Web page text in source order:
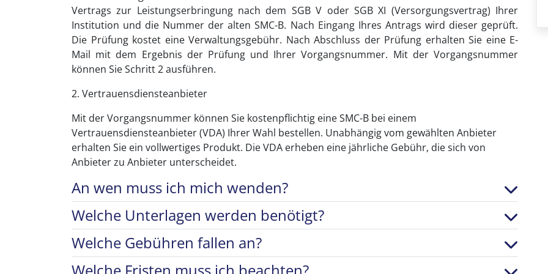
Vertrags zur Leistungserbringung nach dem SGB V oder SGB XI (Versorgungsvertrag) Ihrer
Institution und die Nummer der alten SMC-B. Nach Eingang Ihres Antrags wird dieser geprüft.
Die Prüfung kostet eine Verwaltungsgebühr. Nach Abschluss der Prüfung erhalten Sie eine E-
Mail mit dem Ergebnis der Prüfung und Ihrer Vorgangsnummer. Mit der Vorgangsnummer
können Sie Schritt 2 ausführen.
2. Vertrauensdiensteanbieter
Mit der Vorgangsnummer können Sie kostenpflichtig eine SMC-B bei einem
Vertrauensdiensteanbieter (VDA) Ihrer Wahl bestellen. Unabhängig vom gewählten Anbieter
erhalten Sie ein vollwertiges Produkt. Die VDA erheben eine jährliche Gebühr, die sich von
Anbieter zu Anbieter unterscheidet.
An wen muss ich mich wenden?
Welche Unterlagen werden benötigt?
Welche Gebühren fallen an?